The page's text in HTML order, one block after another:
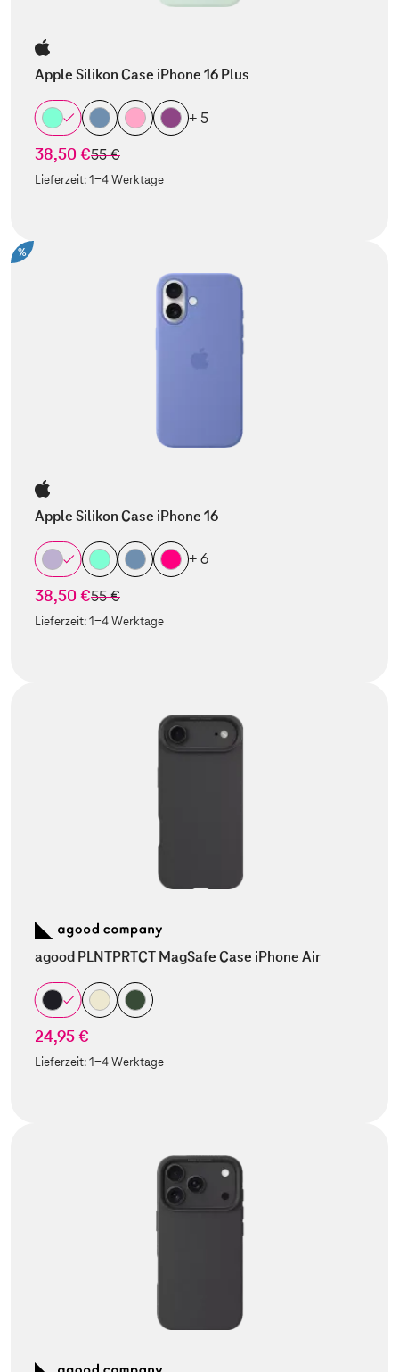
Apple Silikon Case iPhone 16 Plus
+ 5
38,50 €statt
55 €
Lieferzeit:1-4 Werktage
%
Apple Silikon Case iPhone 16
+ 6
38,50 €statt
55 €
Lieferzeit:1-4 Werktage
agood PLNTPRTCT MagSafe Case iPhone Air
24,95 €
Lieferzeit:1-4 Werktage